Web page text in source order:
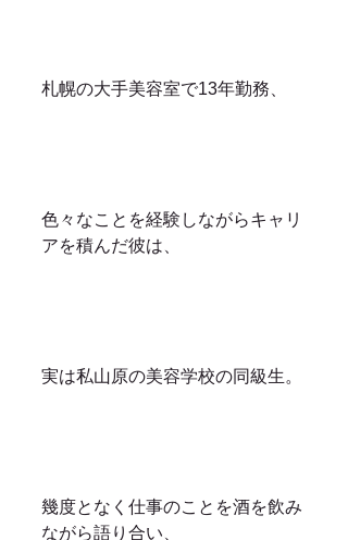
札幌の大手美容室で13年勤務、
色々なことを経験しながらキャリ
アを積んだ彼は、
実は私山原の美容学校の同級生。
幾度となく仕事のことを酒を飲み
ながら語り合い、